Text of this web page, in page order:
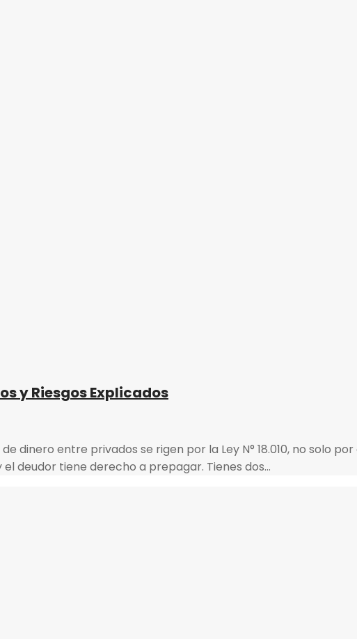
y Riesgos Explicados
dinero entre privados se rigen por la Ley N° 18.010, no solo por
deudor tiene derecho a prepagar. Tienes dos…